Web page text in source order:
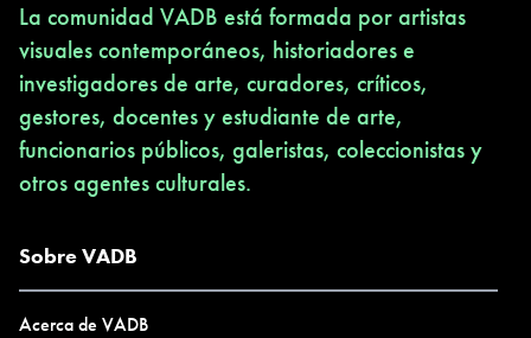
La comunidad VADB está formada por artistas
visuales contemporáneos, historiadores e
investigadores de arte, curadores, críticos,
gestores, docentes y estudiante de arte,
funcionarios públicos, galeristas, coleccionistas y
otros agentes culturales.
Sobre VADB
Acerca de VADB